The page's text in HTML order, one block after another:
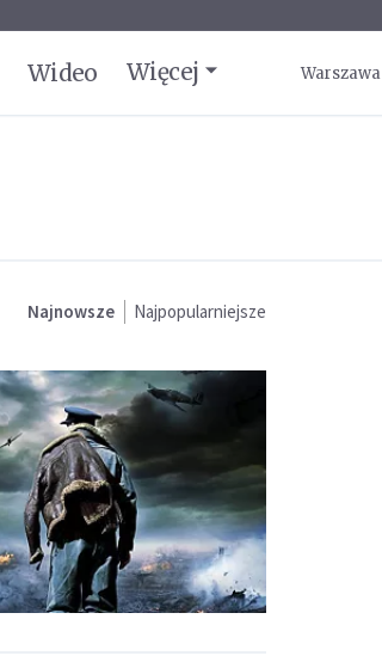
Wideo Więcej Warszawa
Najnowsze Najpopularniejsze